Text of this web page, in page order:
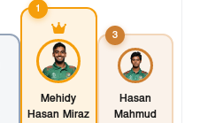
1
Mehidy
Hasan Miraz
3
Hasan
Mahmud